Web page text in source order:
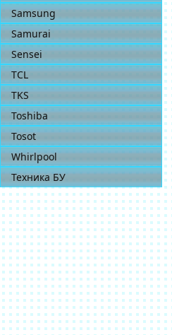
Samsung
Samurai
Sensei
TCL
TKS
Toshiba
Tosot
Whirlpool
Техника БУ